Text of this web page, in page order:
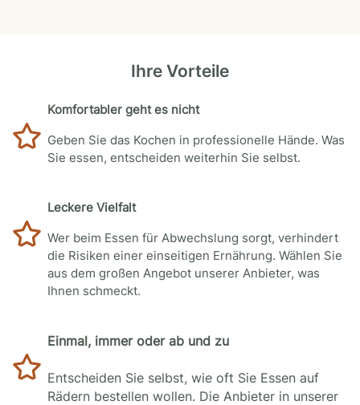
Ihre Vorteile
Komfortabler geht es nicht
Geben Sie das Kochen in professionelle Hände. Was
Sie essen, entscheiden weiterhin Sie selbst.
Leckere Vielfalt
Wer beim Essen für Abwechslung sorgt, verhindert
die Risiken einer einseitigen Ernährung. Wählen Sie
aus dem großen Angebot unserer Anbieter, was
Ihnen schmeckt.
Einmal, immer oder ab und zu
Entscheiden Sie selbst, wie oft Sie Essen auf
Rädern bestellen wollen. Die Anbieter in unserer